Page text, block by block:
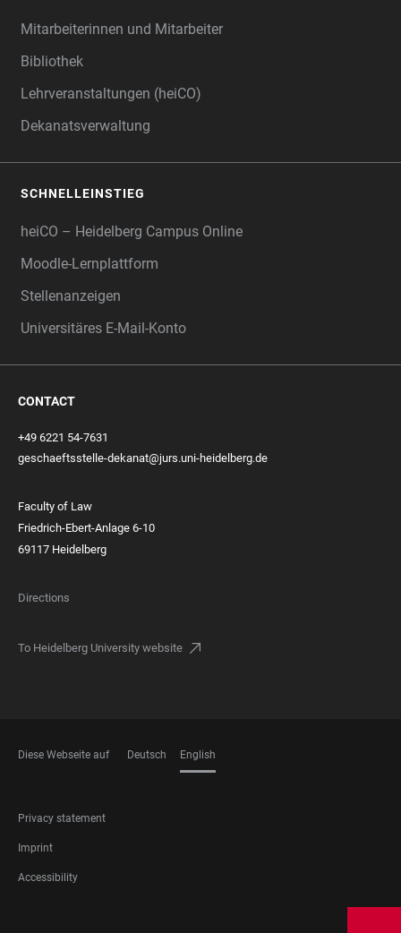
Mitarbeiterinnen und Mitarbeiter
Bibliothek
Lehrveranstaltungen (heiCO)
Dekanatsverwaltung
SCHNELLEINSTIEG
heiCO – Heidelberg Campus Online
Moodle-Lernplattform
Stellenanzeigen
Universitäres E-Mail-Konto
CONTACT
+49 6221 54-7631
geschaeftsstelle-dekanat@jurs.uni-heidelberg.de
Faculty of Law
Friedrich-Ebert-Anlage 6-10
69117 Heidelberg
Directions
To Heidelberg University website
Diese Webseite auf Deutsch English
FOOTER
LEGAL
Privacy statement
Imprint
Accessibility